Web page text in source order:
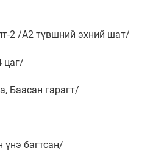
2 /A2 түвшний эхний шат/
цаг/
Баасан гарагт/
үнэ багтсан/